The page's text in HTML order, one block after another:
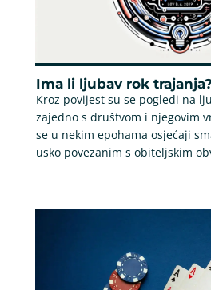
Ima li ljubav rok trajanja?
Kroz povijest su se pogledi na
zajedno s društvom i njegovim
se u nekim epohama osjećaji
usko povezanim s obiteljskim